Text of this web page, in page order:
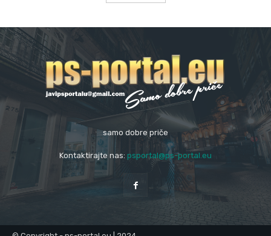
samo dobre priče
Kontaktirajte nas: psportal@ps-portal.eu